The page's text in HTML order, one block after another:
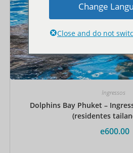
Ingressos
Dolphins Bay Phuket –
(residentes
e600.00
Change
Close and do not